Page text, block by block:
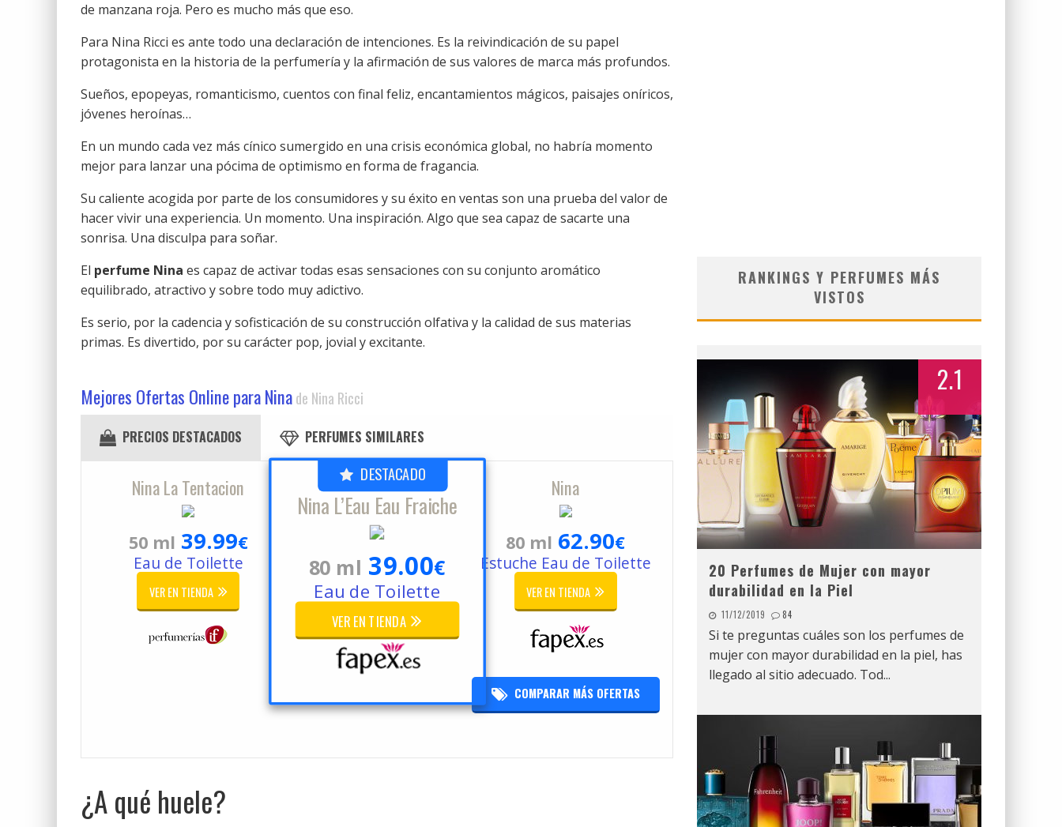
de manzana roja. Pero es mucho más que eso.
Para Nina Ricci es ante todo una declaración de intenciones. Es la reivindicación de su papel
protagonista en la historia de la perfumería y la afirmación de sus valores de marca más profundos.
Sueños, epopeyas, romanticismo, cuentos con final feliz, encantamientos mágicos, paisajes oníricos,
jóvenes heroínas…
En un mundo cada vez más cínico sumergido en una crisis económica global, no habría momento
mejor para lanzar una pócima de optimismo en forma de fragancia.
Su caliente acogida por parte de los consumidores y su éxito en ventas son una prueba del valor de
hacer vivir una experiencia. Un momento. Una inspiración. Algo que sea capaz de sacarte una
sonrisa. Una disculpa para soñar.
El perfume Nina es capaz de activar todas esas sensaciones con su conjunto aromático
equilibrado, atractivo y sobre todo muy adictivo.
Es serio, por la cadencia y sofisticación de su construcción olfativa y la calidad de sus materias
primas. Es divertido, por su carácter pop, jovial y excitante.
Mejores Ofertas Online para Ninade Nina Ricci
PRECIOS DESTACADOS PERFUMES SIMILARES
Nina La Tentacion
50 ml 39.99€
Eau de Toilette
VER EN TIENDA
DESTACADO
Nina L’Eau Eau Fraiche
80 ml 39.00€
Eau de Toilette
VER EN TIENDA
Nina
80 ml 62.90€
Estuche Eau de Toilette
VER EN TIENDA
COMPARAR MÁS OFERTAS
¿A qué huele?
RANKINGS Y PERFUMES MÁS
VISTOS
2.1
20 Perfumes de Mujer con mayor
durabilidad en la Piel
11/12/2019 84
Si te preguntas cuáles son los perfumes de
mujer con mayor durabilidad en la piel, has
llegado al sitio adecuado. Tod...